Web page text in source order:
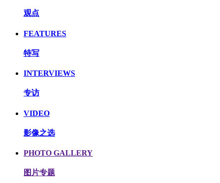
观点
FEATURES
特写
INTERVIEWS
专访
VIDEO
影像之选
PHOTO GALLERY
图片专题